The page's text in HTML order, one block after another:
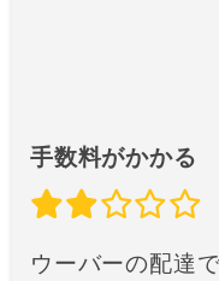
手数料がかかる
ウーバーの配達